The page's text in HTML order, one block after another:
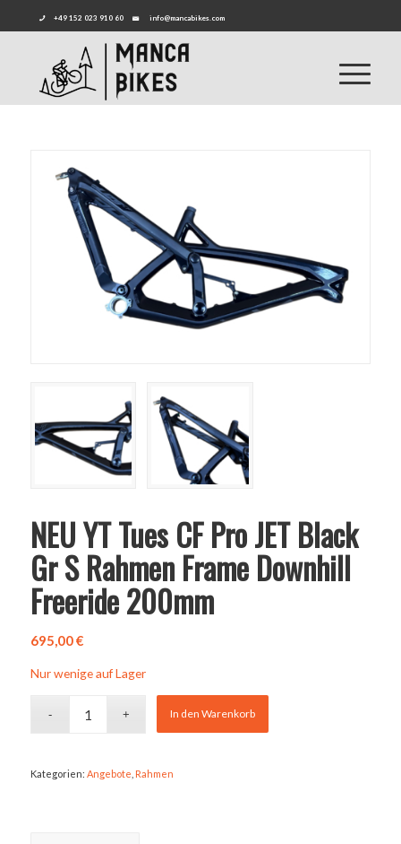
+49 152 023 910 60 info@mancabikes.com
NEU YT Tues CF Pro JET Black
Gr S Rahmen Frame Downhill
Freeride 200mm
695,00€
Nur wenige auf Lager
In den Warenkorb
Kategorien: Angebote Rahmen